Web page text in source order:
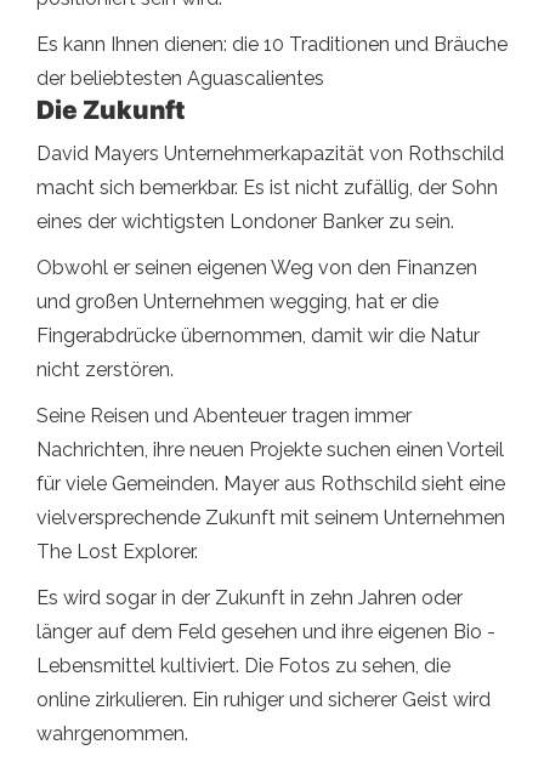
Es kann Ihnen dienen: die 10 Traditionen und Bräuche
der beliebtesten Aguascalientes
Die Zukunft
David Mayers Unternehmerkapazität von Rothschild
macht sich bemerkbar. Es ist nicht zufällig, der Sohn
eines der wichtigsten Londoner Banker zu sein.
Obwohl er seinen eigenen Weg von den Finanzen
und großen Unternehmen wegging, hat er die
Fingerabdrücke übernommen, damit wir die Natur
nicht zerstören.
Seine Reisen und Abenteuer tragen immer
Nachrichten, ihre neuen Projekte suchen einen Vorteil
für viele Gemeinden. Mayer aus Rothschild sieht eine
vielversprechende Zukunft mit seinem Unternehmen
The Lost Explorer.
Es wird sogar in der Zukunft in zehn Jahren oder
länger auf dem Feld gesehen und ihre eigenen Bio -
Lebensmittel kultiviert. Die Fotos zu sehen, die
online zirkulieren. Ein ruhiger und sicherer Geist wird
wahrgenommen.